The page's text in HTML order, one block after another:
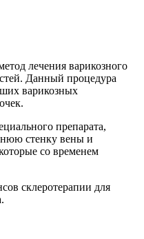
лечения варикозного
Данный процедура
варикозных
препарата,
стенку вены и
со временем
склеротерапии для